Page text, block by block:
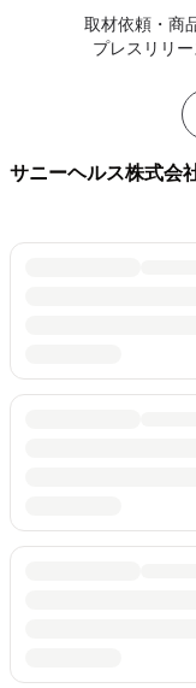
取材依頼・商
プレスリリ
サニーヘルス株式会